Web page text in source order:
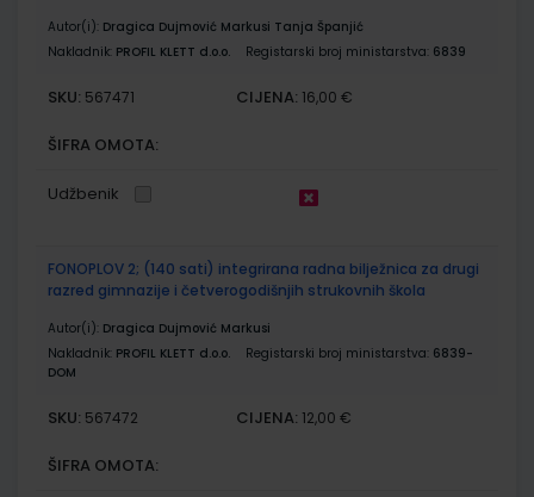
Autor(i): Dragica Dujmović Markusi Tanja Španjić
Nakladnik: PROFIL KLETT d.o.o. Registarski broj ministarstva: 6839
SKU: 567471 CIJENA: 16,00 €
ŠIFRA OMOTA:
Udžbenik
FONOPLOV 2; (140 sati) integrirana radna bilježnica za drugi
razred gimnazije i četverogodišnjih strukovnih škola
Autor(i): Dragica Dujmović Markusi
Nakladnik: PROFIL KLETT d.o.o. Registarski broj ministarstva: 6839-
DOM
SKU: 567472 CIJENA: 12,00 €
ŠIFRA OMOTA: